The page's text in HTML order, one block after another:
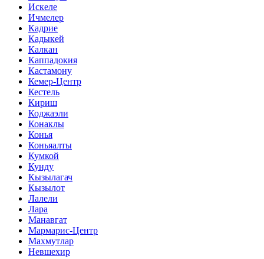
Искеле
Ичмелер
Кадрие
Кадыкей
Калкан
Каппадокия
Кастамону
Кемер-Центр
Кестель
Кириш
Коджаэли
Конаклы
Конья
Коньяалты
Кумкой
Кунду
Кызылагач
Кызылот
Лалели
Лара
Манавгат
Мармарис-Центр
Махмутлар
Невшехир